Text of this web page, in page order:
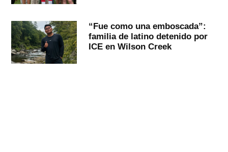
“Fue como una emboscada”:
familia de latino detenido por
ICE en Wilson Creek